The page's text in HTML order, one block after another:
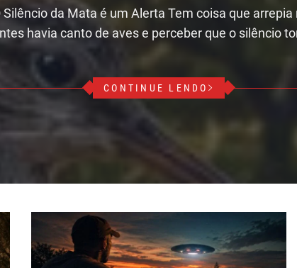
da Mata é um Alerta Tem coisa que
havia canto de aves e perceber que o silêncio
CONTINUE LENDO